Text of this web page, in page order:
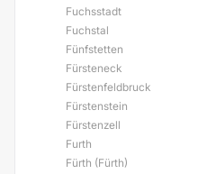
Fuchsstadt
Fuchstal
Fünfstetten
Fürsteneck
Fürstenfeldbruck
Fürstenstein
Fürstenzell
Furth
Fürth (Fürth)